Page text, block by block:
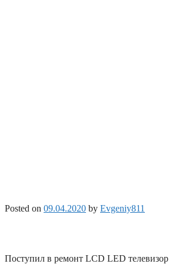
Posted on 09.04.2020 by Evgeniy811
Поступил в ремонт LCD LED телевизор